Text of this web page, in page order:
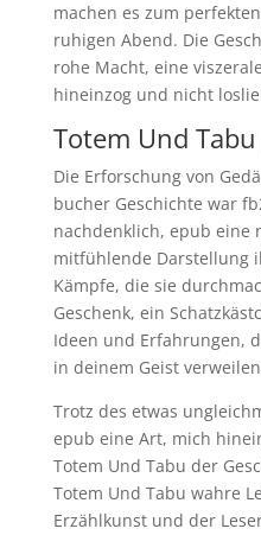
machen es zum
ruhigen Abend. Die
rohe Macht, eine
hineinzog und nicht
Totem Und
Die Erforschung von
bucher Geschichte war
nachdenklich, epub eine
mitfühlende Darstellung
Kämpfe, die sie
Geschenk, ein
Ideen und Erfahrungen,
in deinem Geist
Trotz des etwas
epub eine Art, mich
Totem Und Tabu der
Totem Und Tabu wahre
Erzählkunst und der